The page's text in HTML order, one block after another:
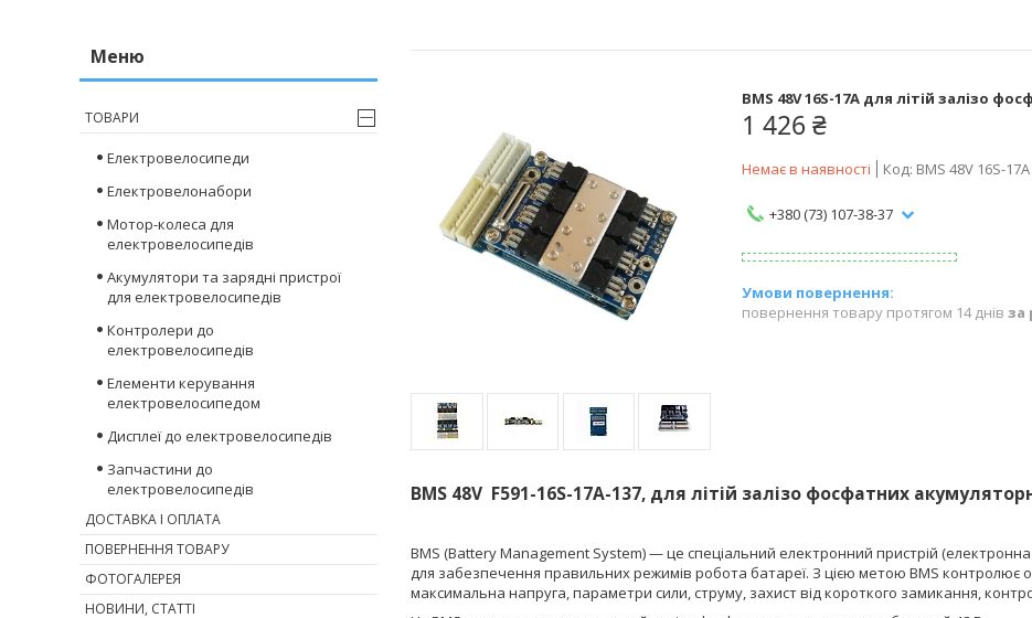
BMS 48V 16S-17A для літій залізо
1 426 ₴
Немає в наявності Код: BMS 48V 16S-
+380 (73) 107-38-37
повернення товару протягом 14 днів за
BMS 48V F591-16S-17A-137, для літій залізо фосфатних
BMS (Battery Management System) — це спеціальний електронний пристрій
для забезпечення правильних режимів робота батареї. З цією метою BMS контролює
максимальна напруга, параметри сили, струму, захист від короткого замикання,
ТОВАРИ
Електровелосипеди
Електровелонабори
Мотор-колеса для
електровелосипедів
Акумулятори та зарядні пристрої
для електровелосипедів
Контролери до
електровелосипедів
Елементи керування
електровелосипедом
Дисплеї до електровелосипедів
Запчастини до
електровелосипедів
ДОСТАВКА І ОПЛАТА
ПОВЕРНЕННЯ ТОВАРУ
ФОТОГАЛЕРЕЯ
НОВИНИ, СТАТТІ